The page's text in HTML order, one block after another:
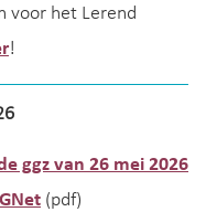
voor het Lerend
!
ggz van 26 mei 2026
(pdf)